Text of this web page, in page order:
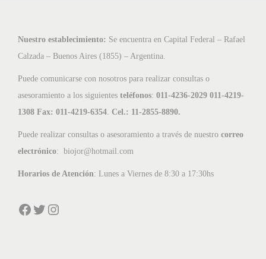
Nuestro establecimiento: Se encuentra en Capital Federal – Rafael
Calzada – Buenos Aires (1855) – Argentina.
Puede comunicarse con nosotros para realizar consultas o
asesoramiento a los siguientes teléfonos: 011-4236-2029 011-4219-
1308 Fax: 011-4219-6354. Cel.: 11-2855-8890.
Puede realizar consultas o asesoramiento a través de nuestro correo
electrónico: biojor@hotmail.com
Horarios de Atención: Lunes a Viernes de 8:30 a 17:30hs
Facebook Twitter Instagram